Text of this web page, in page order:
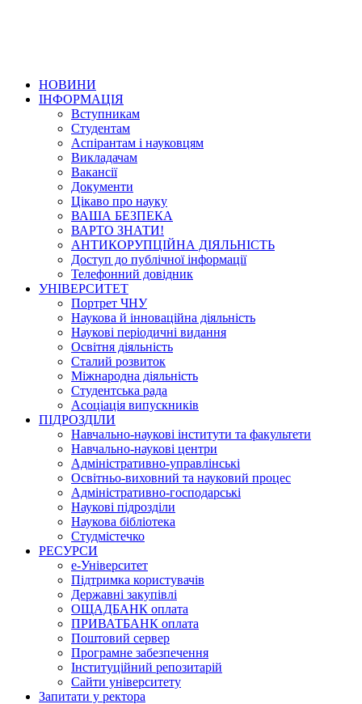
НОВИНИ
ІНФОРМАЦІЯ
Вступникам
Студентам
Аспірантам і науковцям
Викладачам
Вакансії
Документи
Цікаво про науку
ВАША БЕЗПЕКА
ВАРТО ЗНАТИ!
АНТИКОРУПЦІЙНА ДІЯЛЬНІСТЬ
Доступ до публічної інформації
Телефонний довідник
УНІВЕРСИТЕТ
Портрет ЧНУ
Наукова й інноваційна діяльність
Наукові періодичні видання
Освітня діяльність
Сталий розвиток
Міжнародна діяльність
Студентська рада
Асоціація випускників
ПІДРОЗДІЛИ
Навчально-наукові інститути та факультети
Навчально-наукові центри
Адміністративно-управлінські
Освітньо-виховний та науковий процес
Адміністративно-господарські
Наукові підрозділи
Наукова бібліотека
Студмістечко
РЕСУРСИ
е-Університет
Підтримка користувачів
Державні закупівлі
ОЩАДБАНК оплата
ПРИВАТБАНК оплата
Поштовий сервер
Програмне забезпечення
Інституційний репозитарій
Сайти університету
Запитати у ректора